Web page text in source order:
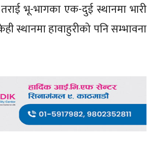
भू-भागका एक-दुई स्थानमा भारी
स्थानमा हावाहुरीको पनि सम्भावना